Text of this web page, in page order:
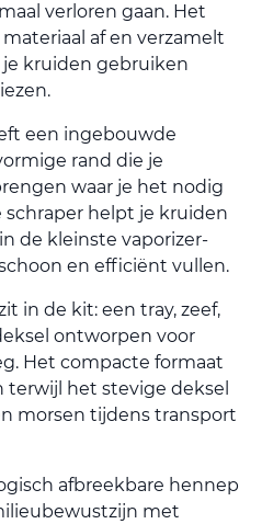
verloren gaan. Het
af en verzamelt
kruiden gebruiken
een ingebouwde
rand die je
waar je het nodig
helpt je kruiden
de kleinste vaporizer-
en efficiënt vullen.
in de kit: een tray, zeef,
ontworpen voor
Het compacte formaat
terwijl het stevige deksel
morsen tijdens transport
afbreekbare hennep
met